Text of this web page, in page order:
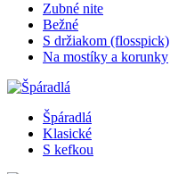
Zubné nite
Bežné
S držiakom (flosspick)
Na mostíky a korunky
Špáradlá
Klasické
S kefkou